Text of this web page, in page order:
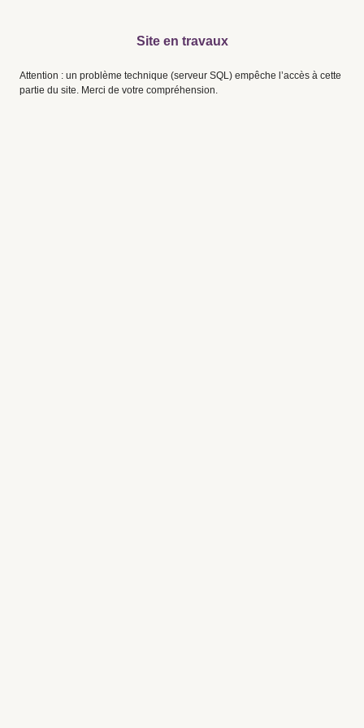
Site en travaux
Attention : un problème technique (serveur SQL) empêche l’accès à cette
partie du site. Merci de votre compréhension.